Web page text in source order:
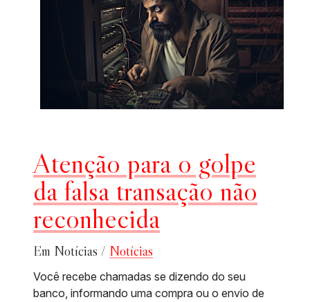
Atenção para o golpe
da falsa transação não
reconhecida
Em Notícias / Notícias
Você recebe chamadas se dizendo do seu
banco, informando uma compra ou o envio de